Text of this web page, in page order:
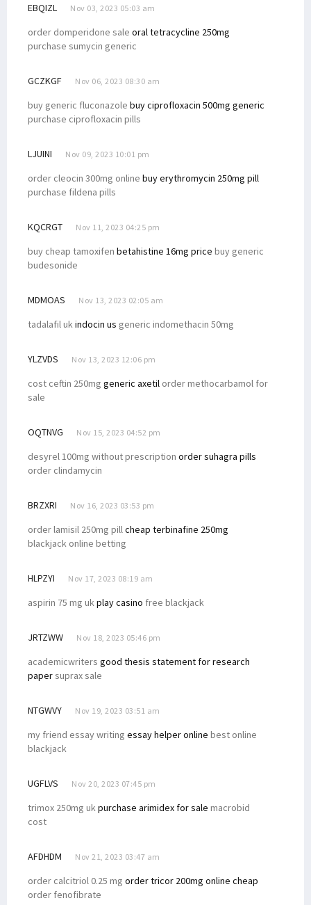
EBQIZL Nov 03, 2023 05:03 am
order domperidone sale oral tetracycline 250mg
purchase sumycin generic
GCZKGF Nov 06, 2023 08:30 am
buy generic fluconazole buy ciprofloxacin 500mg generic
purchase ciprofloxacin pills
LJUINI Nov 09, 2023 10:01 pm
order cleocin 300mg online buy erythromycin 250mg pill
purchase fildena pills
KQCRGT Nov 11, 2023 04:25 pm
buy cheap tamoxifen betahistine 16mg price buy generic
budesonide
MDMOAS Nov 13, 2023 02:05 am
tadalafil ukindocin us generic indomethacin 50mg
YLZVDS Nov 13, 2023 12:06 pm
cost ceftin 250mg generic axetil order methocarbamol for
sale
OQTNVG Nov 15, 2023 04:52 pm
desyrel 100mg without prescription order suhagra pills
order clindamycin
BRZXRI Nov 16, 2023 03:53 pm
order lamisil 250mg pillcheap terbinafine 250mg
blackjack online betting
HLPZYI Nov 17, 2023 08:19 am
aspirin 75 mg ukplay casino free blackjack
JRTZWW Nov 18, 2023 05:46 pm
academicwriters good thesis statement for research
papersuprax sale
NTGWVY Nov 19, 2023 03:51 am
my friend essay writing essay helper online best online
blackjack
UGFLVS Nov 20, 2023 07:45 pm
trimox 250mg ukpurchase arimidex for sale macrobid
cost
AFDHDM Nov 21, 2023 03:47 am
order calcitriol 0.25 mg order tricor 200mg online cheap
order fenofibrate